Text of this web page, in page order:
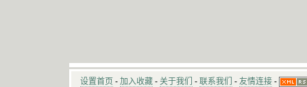
设置首页 - 加入收藏 - 关于我们 - 联系我们 - 友情连接 -